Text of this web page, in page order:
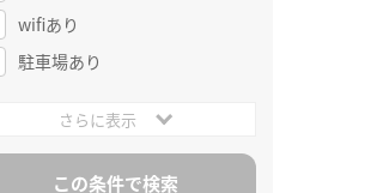
wifiあり
駐車場あり
さらに表示